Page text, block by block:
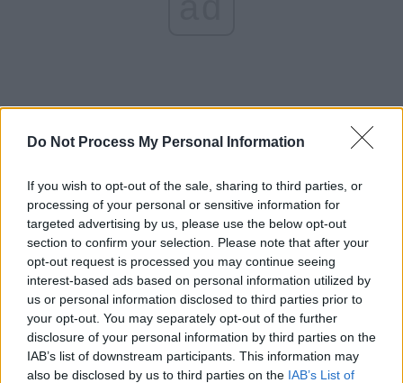
Do Not Process My Personal Information
If you wish to opt-out of the sale, sharing to third parties, or
processing of your personal or sensitive information for
targeted advertising by us, please use the below opt-out
section to confirm your selection. Please note that after your
opt-out request is processed you may continue seeing
interest-based ads based on personal information utilized by
us or personal information disclosed to third parties prior to
your opt-out. You may separately opt-out of the further
disclosure of your personal information by third parties on the
IAB’s list of downstream participants. This information may
also be disclosed by us to third parties on the IAB’s List of
*„Curățenie” à la Dăncilă: a scos din Guvern un
condamnat în primă instanță (Vâlcov) și a
angajat un condamnat definitiv (Borza)!
*Diversiunea lui Carmen Dan: face pe „mama
răniților” de la inundații ca să acopere moartea
polițistului prost înarmat